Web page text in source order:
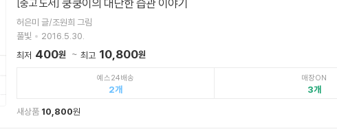
[중고 도서] 쿵쿵이의 대단한 습관 이야기
허은미 글/조원희 그림
풀빛
2016.5.30.
최저 400원 최고 10,800원
예스24배송
2
매장ON
3
새상품 10,800원